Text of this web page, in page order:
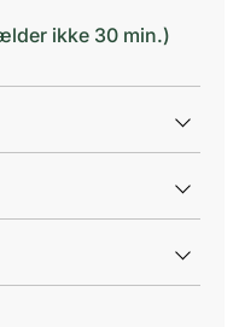
ikke 30 min.)